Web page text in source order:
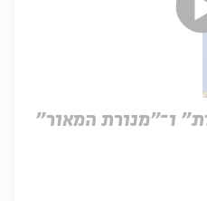
ו־"מנורת המאור"